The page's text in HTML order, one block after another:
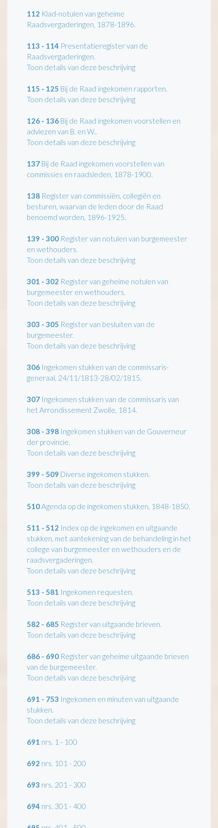
112 Klad-notulen van geheime
Raadsvergaderingen, 1878-1896.
113 - 114 Presentatieregister van de
Raadsvergaderingen.
Toon details van deze beschrijving
115 - 125 Bij de Raad ingekomen rapporten.
Toon details van deze beschrijving
126 - 136 Bij de Raad ingekomen voorstellen en
adviezen van B. en W..
Toon details van deze beschrijving
137 Bij de Raad ingekomen voorstellen van
commissies en raadsleden, 1878-1900.
138 Register van commissiën, collegiën en
besturen, waarvan de leden door de Raad
benoemd worden, 1896-1925.
139 - 300 Register van notulen van burgemeester
en wethouders.
Toon details van deze beschrijving
301 - 302 Register van geheime notulen van
burgemeester en wethouders.
Toon details van deze beschrijving
303 - 305 Register van besluiten van de
burgemeester.
Toon details van deze beschrijving
306 Ingekomen stukken van de commissaris-
generaal, 24/11/1813-28/02/1815.
307 Ingekomen stukken van de commissaris van
het Arrondissement Zwolle, 1814.
308 - 398 Ingekomen stukken van de Gouverneur
der provincie.
Toon details van deze beschrijving
399 - 509 Diverse ingekomen stukken.
Toon details van deze beschrijving
510 Agenda op de ingekomen stukken, 1848-1850.
511 - 512 Index op de ingekomen en uitgaande
stukken, met aantekening van de behandeling in het
college van burgemeester en wethouders en de
raadsvergaderingen.
Toon details van deze beschrijving
513 - 581 Ingekomen requesten.
Toon details van deze beschrijving
582 - 685 Register van uitgaande brieven.
Toon details van deze beschrijving
686 - 690 Register van geheime uitgaande brieven
van de burgemeester.
Toon details van deze beschrijving
691 - 753 Ingekomen en minuten van uitgaande
stukken.
Toon details van deze beschrijving
691 nrs. 1 - 100
692 nrs. 101 - 200
693 nrs. 201 - 300
694 nrs. 301 - 400